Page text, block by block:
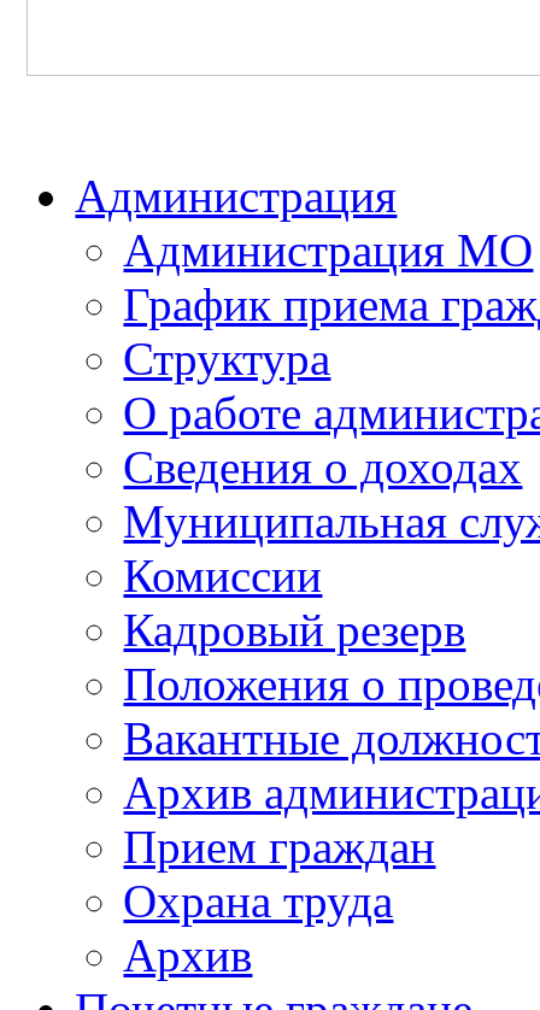
Администрация
Администрация МО
График приема
Структура
О работе
Сведения о доходах
Муниципальная
Комиссии
Кадровый резерв
Положения о
Вакантные
Архив
Прием граждан
Охрана труда
Архив